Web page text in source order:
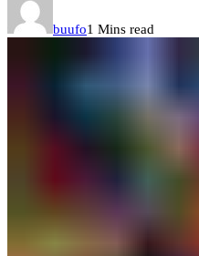
buufo1 Mins read